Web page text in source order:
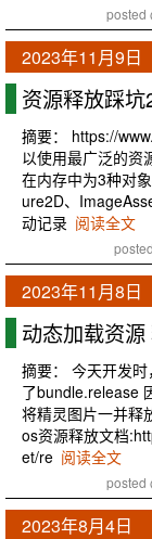
posted
2023年11月9日
资源释放踩坑
摘要： https://
以使用最广泛的资
在内存中为3种对
ure2D、
动记录 阅读全文
2023年11月8日
动态加载资
摘要： 今天开发
了bundle.release
将精灵图片一并释
os资源释放文档
et/re 阅读全文
posted
2023年8月4日